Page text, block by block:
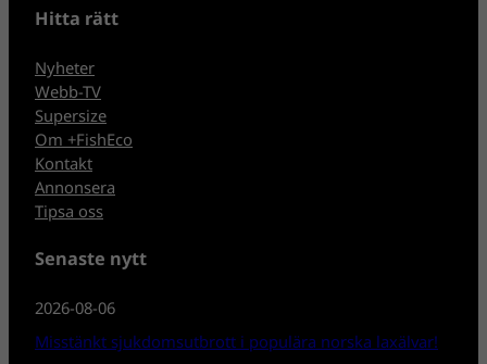
Hitta rätt
Nyheter
Webb-TV
Supersize
Om +FishEco
Kontakt
Annonsera
Tipsa oss
Senaste nytt
2026-08-06
Misstänkt sjukdomsutbrott i populära norska laxälvar!